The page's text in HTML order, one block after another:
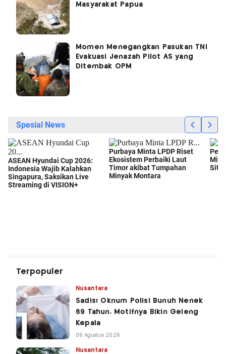
Masyarakat Papua
Momen Menegangkan Pasukan TNI
Evakuasi Jenazah Pilot AS yang
Ditembak OPM
Terpopuler
Nusantara
Sadis! Oknum Polisi Bunuh Nenek
69 Tahun, Motifnya Bikin Geleng
Kepala
06 Agustus 2026
Nusantara